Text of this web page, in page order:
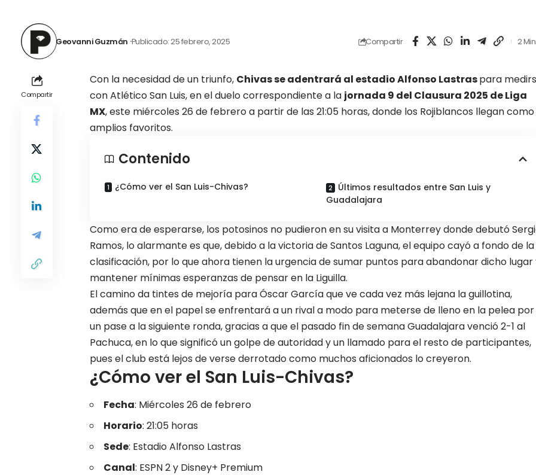
Geovanni Guzmán Publicado: 25 febrero, 2025 Compartir 2
Compartir
Con la necesidad de un triunfo, Chivas se adentrará al estadio Alfonso Lastraspara
con Atlético San Luis, en el duelo correspondiente a la jornada 9 del Clausura 2025 de Liga
MX, este miércoles 26 de febrero a partir de las 21:05 horas, donde los Rojiblancos llegan como
amplios favoritos.
Contenido
¿Cómo ver el San Luis-Chivas?
Últimos resultados entre San Luis y
Guadalajara
Como era de esperarse, los potosinos no pudieron en su visita a Monterrey donde debutó
Ramos, lo alarmante es que, debido a la victoria de Santos Laguna, el equipo cayó a fondo de la
clasificación, por lo que ahora tienen la urgencia de sumar puntos para abandonar dicho lugar
mantener mínimas esperanzas de pensar en la Liguilla.
El camino da tintes de mejoría para Óscar García que ve cada vez más lejana la guillotina,
además que en el papel se enfrentará a un rival a modo para meterse de lleno en la pelea por
un pase a la siguiente ronda, gracias a que el pasado fin de semanaGuadalajara venció 2-1 al
Pachuca, en lo que significó un golpe de autoridad y un llamado para el resto de participantes,
pues el club está lejos de verse derrotado como muchos aficionados lo creyeron.
¿Cómo ver el San Luis-Chivas?
Fecha: Miércoles 26 de febrero
Horario: 21:05 horas
Sede: Estadio Alfonso Lastras
Canal: ESPN 2 y Disney+ Premium